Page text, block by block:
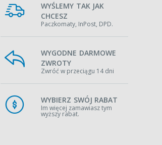
WYŚLEMY TAK JAK
CHCESZ
Paczkomaty, InPost, DPD.
WYGODNE DARMOWE
ZWROTY
Zwróć w przeciągu 14 dni
WYBIERZ SWÓJ RABAT
Im więcej zamawiasz tym
wyższy rabat.